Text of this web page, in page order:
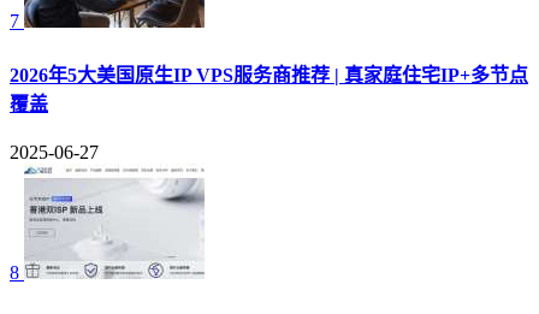
7
2026年5大美国原生IP VPS服务商推荐 | 真家庭住宅IP+多节点
覆盖
2025-06-27
8